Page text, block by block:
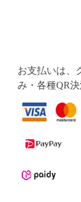
お支払いは、
み・各種QR